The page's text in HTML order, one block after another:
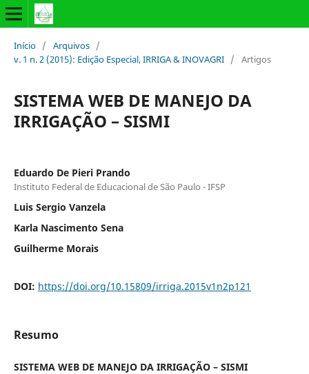
Início / Arquivos /
v. 1 n. 2 (2015): Edição Especial, IRRIGA & INOVAGRI / Artigos
SISTEMA WEB DE MANEJO DA
IRRIGAÇÃO – SISMI
Eduardo De Pieri Prando
Instituto Federal de Educacional de São Paulo - IFSP
Luis Sergio Vanzela
Karla Nascimento Sena
Guilherme Morais
DOI: https://doi.org/10.15809/irriga.2015v1n2p121
Resumo
SISTEMA WEB DE MANEJO DA IRRIGAÇÃO – SISMI